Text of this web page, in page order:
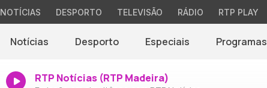
NOTÍCIAS DESPORTO TELEVISÃO RÁDIO RTP PLAY
Notícias Desporto Especiais Programas
RTP Notícias (RTP Madeira)